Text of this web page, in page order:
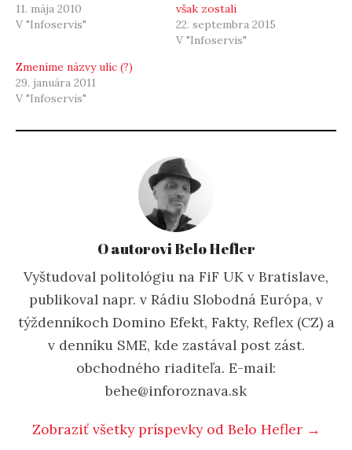
11. mája 2010
V "Infoservis"
však zostali
22. septembra 2015
V "Infoservis"
Zmeníme názvy ulíc (?)
29. januára 2011
V "Infoservis"
O autorovi Belo Hefler
Vyštudoval politológiu na FiF UK v Bratislave,
publikoval napr. v Rádiu Slobodná Európa, v
týždenníkoch Domino Efekt, Fakty, Reflex (CZ) a
v denníku SME, kde zastával post zást.
obchodného riaditeľa. E-mail:
behe@inforoznava.sk
Zobraziť všetky príspevky od Belo Hefler →